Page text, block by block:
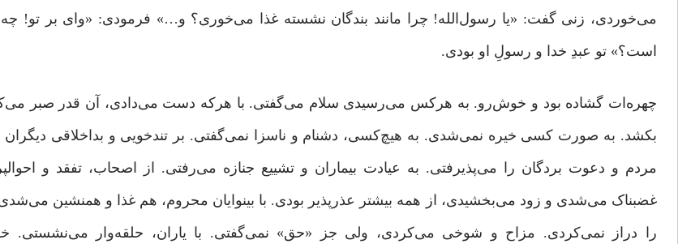
می‌خوردی، زنی گفت: «یا رسول‌الله! چرا مانند بندگان نشسته غذا می‌خوری؟ و…» فرمودی: «وای بر تو!
است؟» تو عبدِ خدا و رسولِ او بودی.
چهره‌ات گشاده بود و خوش‌رو. به هرکس می‌رسیدی سلام می‌گفتی. با هرکه دست می‌دادی، آن ‌قدر صبر
بکشد. به صورت کسی خیره نمی‌شدی. به هیچ‌کسی، دشنام و ناسزا نمی‌گفتی. بر تندخویی و بداخلاقی
مردم و دعوت بردگان را می‌پذیرفتی. به عیادت بیماران و تشییع جنازه می‌رفتی. از اصحاب، تفقد و
غضبناک می‌شدی و زود می‌بخشیدی، از همه بیشتر عذرپذیر بودی. با بینوایان محروم، هم غذا و همنشین
را دراز نمی‌کردی. مزاح و شوخی می‌کردی، ولی جز «حق» نمی‌گفتی. با یاران، حلقه‌وار می‌نشستی.